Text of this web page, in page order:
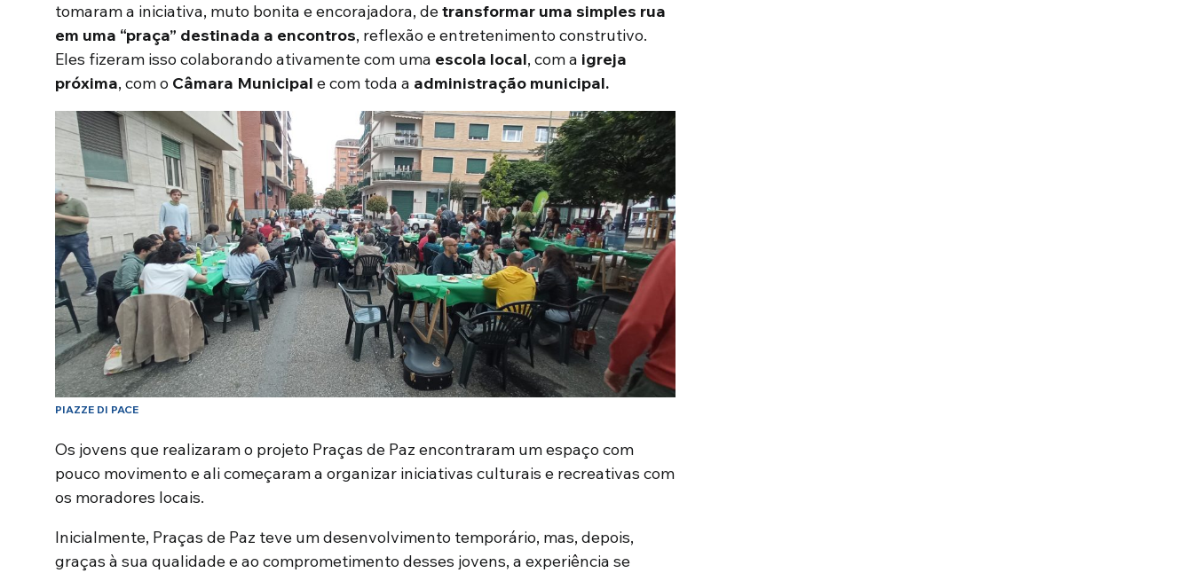
tomaram a iniciativa, muto bonita e encorajadora, detransformar uma simples rua
em uma “praça” destinada a encontros, reflexão e entretenimento construtivo.
Eles fizeram isso colaborando ativamente com uma escola local, com a igreja
próxima, com o Câmara Municipal e com toda a administração municipal.
PIAZZE DI PACE
Os jovens que realizaram o projeto Praças de Paz encontraram um espaço com
pouco movimento e ali começaram a organizar iniciativas culturais e recreativas com
os moradores locais.
Inicialmente, Praças de Paz teve um desenvolvimento temporário, mas, depois,
graças à sua qualidade e ao comprometimento desses jovens, a experiência se